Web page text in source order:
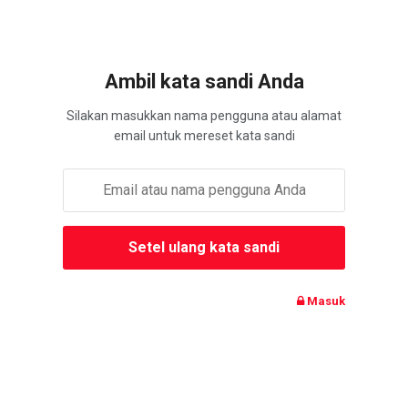
Ambil kata sandi Anda
Silakan masukkan nama pengguna atau alamat
email untuk mereset kata sandi
Masuk